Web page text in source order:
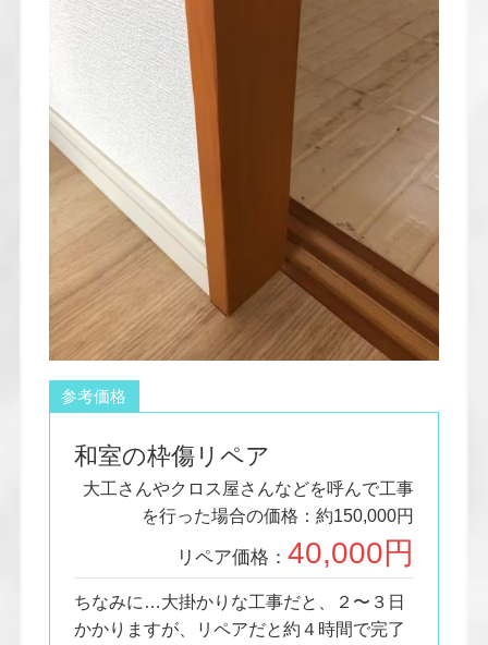
参考価格
和室の枠傷リペア
大工さんやクロス屋さんなどを呼んで工事
を行った場合の価格：約150,000円
リペア価格： 40,000円
ちなみに…大掛かりな工事だと、２〜３日
かかりますが、リペアだと約４時間で完了